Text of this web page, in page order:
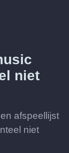
niet
afspeellijst
niet